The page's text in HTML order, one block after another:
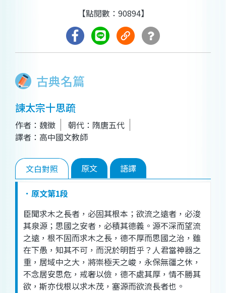
【點閱數：90894】
古典名篇
諫太宗十思疏
作者：魏徵
朝代：隋唐五代
譯者：高中國文教師
文白對照 原文 語譯
．原文第1段
臣聞求木之長者 ， 必固其根本 ； 欲流之遠者 ， 必浚
其泉源 ； 思國之安者 ， 必積其德義 。 源不深而望流
之遠 ， 根不固而求木之長 ， 德不厚而思國之治 ， 雖
在下愚 ， 知其不可 ， 而況於明哲乎？ 人君當神器之
重 ， 居域中之大 ， 將崇極天之峻 ， 永保無疆之休 ，
不念居安思危 ， 戒奢以儉 ， 德不處其厚 ， 情不勝其
欲 ， 斯亦伐根以求木茂 ， 塞源而欲流長者也 。